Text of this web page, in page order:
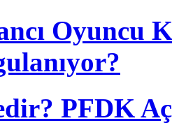
Oyuncu
PFDK